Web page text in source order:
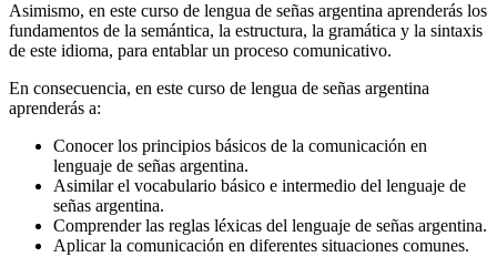
Asimismo, en este curso de lengua de señas argentina aprenderás los
fundamentos de la semántica, la estructura, la gramática y la sintaxis
de este idioma, para entablar un proceso comunicativo.
En consecuencia, en este curso de lengua de señas argentina
aprenderás a:
Conocer los principios básicos de la comunicación en
lenguaje de señas argentina.
Asimilar el vocabulario básico e intermedio del lenguaje de
señas argentina.
Comprender las reglas léxicas del lenguaje de señas argentina.
Aplicar la comunicación en diferentes situaciones comunes.